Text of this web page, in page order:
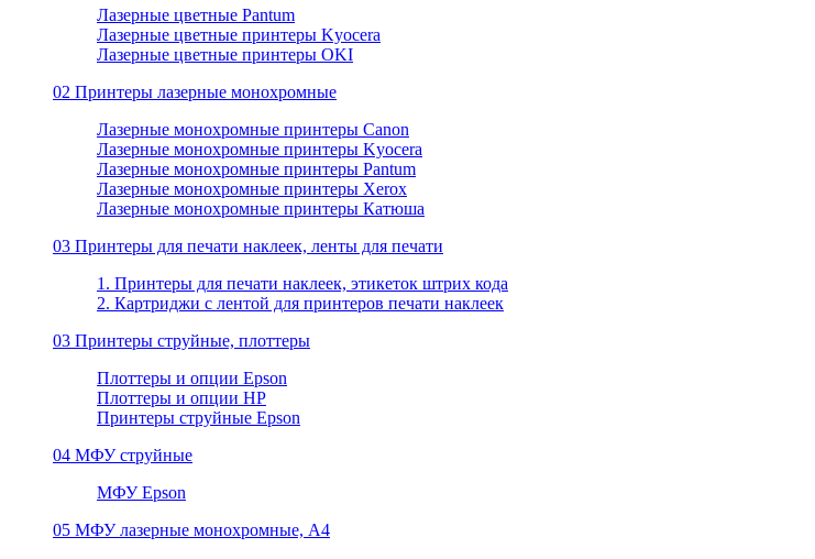
Лазерные цветные Pantum
Лазерные цветные принтеры Kyocera
Лазерные цветные принтеры OKI
02 Принтеры лазерные монохромные
Лазерные монохромные принтеры Canon
Лазерные монохромные принтеры Kyocera
Лазерные монохромные принтеры Pantum
Лазерные монохромные принтеры Xerox
Лазерные монохромные принтеры Катюша
03 Принтеры для печати наклеек, ленты для печати
1. Принтеры для печати наклеек, этикеток штрих кода
2. Картриджи с лентой для принтеров печати наклеек
03 Принтеры струйные, плоттеры
Плоттеры и опции Epson
Плоттеры и опции HP
Принтеры струйные Epson
04 МФУ струйные
МФУ Epson
05 МФУ лазерные монохромные, А4